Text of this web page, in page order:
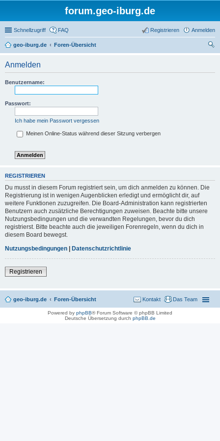
forum.geo-iburg.de
Schnellzugriff FAQ Anmelden
Registrieren
geo-iburg.de
Foren-Übersicht
Anmelden
Benutzername:
Passwort:
Ich habe mein Passwort vergessen
Meinen Online-Status während dieser Sitzung verbergen
REGISTRIEREN
Du musst in diesem Forum registriert sein, um dich anmelden zu können. Die
Registrierung ist in wenigen Augenblicken erledigt und ermöglicht dir, auf
weitere Funktionen zuzugreifen. Die Board-Administration kann registrierten
Benutzern auch zusätzliche Berechtigungen zuweisen. Beachte bitte unsere
Nutzungsbedingungen und die verwandten Regelungen, bevor du dich
registrierst. Bitte beachte auch die jeweiligen Forenregeln, wenn du dich in
diesem Board bewegst.
Nutzungsbedingungen | Datenschutzrichtlinie
Registrieren
geo-iburg.de Foren-Übersicht Das Team
Kontakt
Powered by phpBB® Forum Software © phpBB Limited
Deutsche Übersetzung durch phpBB.de